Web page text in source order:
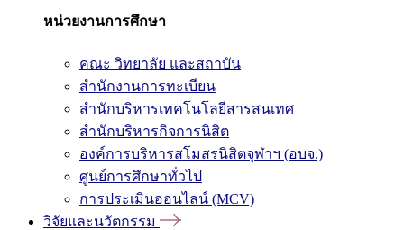
หน่วยงานการศึกษา
คณะ วิทยาลัย และสถาบัน
สำนักงานการทะเบียน
สำนักบริหารเทคโนโลยีสารสนเทศ
สำนักบริหารกิจการนิสิต
องค์การบริหารสโมสรนิสิตจุฬาฯ (อบจ.)
ศูนย์การศึกษาทั่วไป
การประเมินออนไลน์ (MCV)
วิจัยและนวัตกรรม